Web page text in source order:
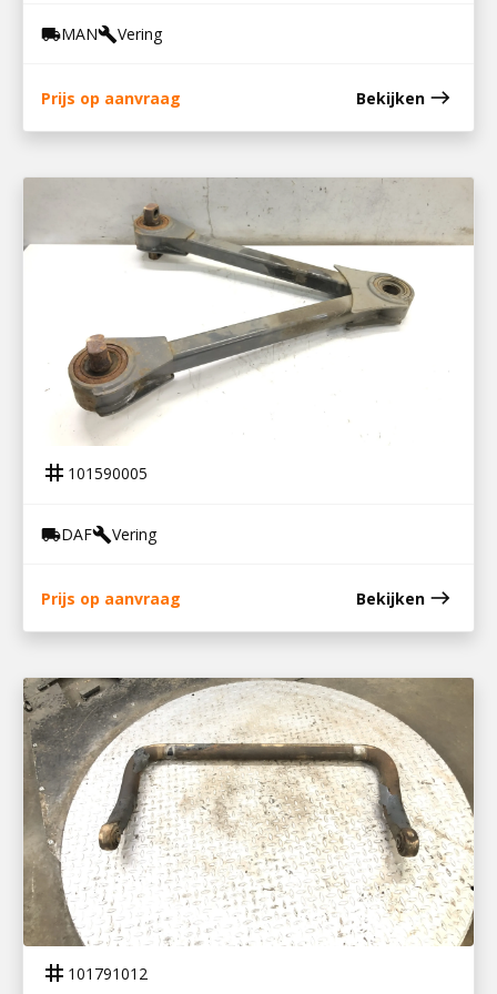
local_shippingMANbuildVering
Prijs op aanvraag Bekijken east
101590005
REACTIESTANG TRIANGEL LF 230
tag 101590005
local_shippingDAFbuildVering
Prijs op aanvraag Bekijken east
101791012
STABILISATOR CF85 ACHTER 6×2
tag 101791012